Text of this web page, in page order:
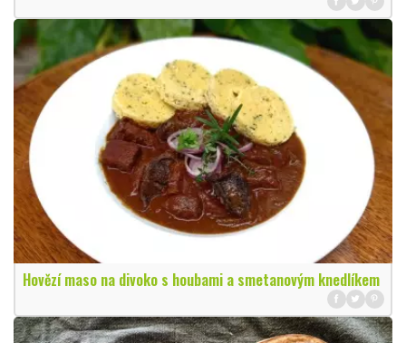
Hovězí maso na divoko s houbami a smetanovým knedlíkem